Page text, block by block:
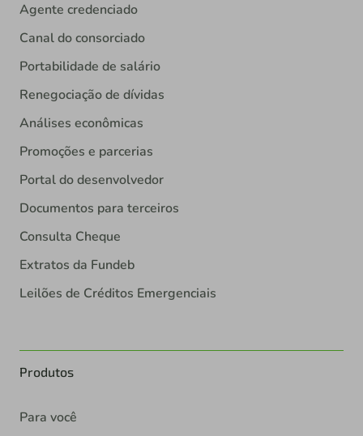
Agente credenciado
Canal do consorciado
Portabilidade de salário
Renegociação de dívidas
Análises econômicas
Promoções e parcerias
Portal do desenvolvedor
Documentos para terceiros
Consulta Cheque
Extratos da Fundeb
Leilões de Créditos Emergenciais
Produtos
Para você